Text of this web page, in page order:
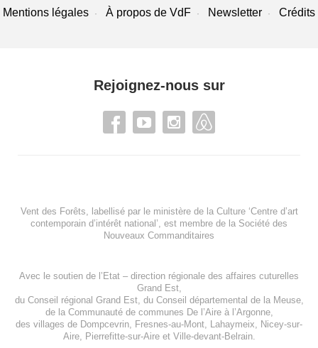
Mentions légales À propos de VdF Newsletter Crédits
Rejoignez-nous sur
Vent des Forêts, labellisé par le ministère de la Culture ‘Centre d’art
contemporain d’intérêt national’, est membre de la Société des
Nouveaux Commanditaires
Avec le soutien de l’ Etat – direction régionale des affaires cuturelles
Grand Est,
du Conseil régional Grand Est, du Conseil départemental de la Meuse,
de la Communauté de communes De l’Aire à l’Argonne,
des villages de Dompcevrin Fresnes-au-Mont Lahaymeix
Nicey-sur-
Aire, Pierrefitte-sur-Aireet Ville-devant-Belrain.